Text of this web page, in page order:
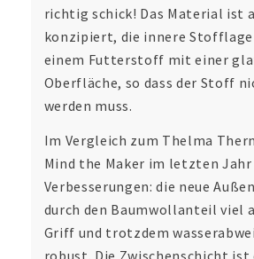
richtig schick! Das Material ist
konzipiert, die innere
einem Futterstoff mit einer
Oberfläche, so dass der Stoff
werden muss.
Im Vergleich zum Thelma
Mind the Maker im letzten
Verbesserungen: die neue
durch den Baumwollanteil viel
Griff und trotzdem